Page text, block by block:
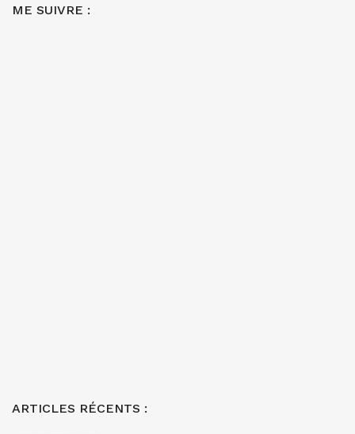
ME SUIVRE :
ARTICLES RÉCENTS :